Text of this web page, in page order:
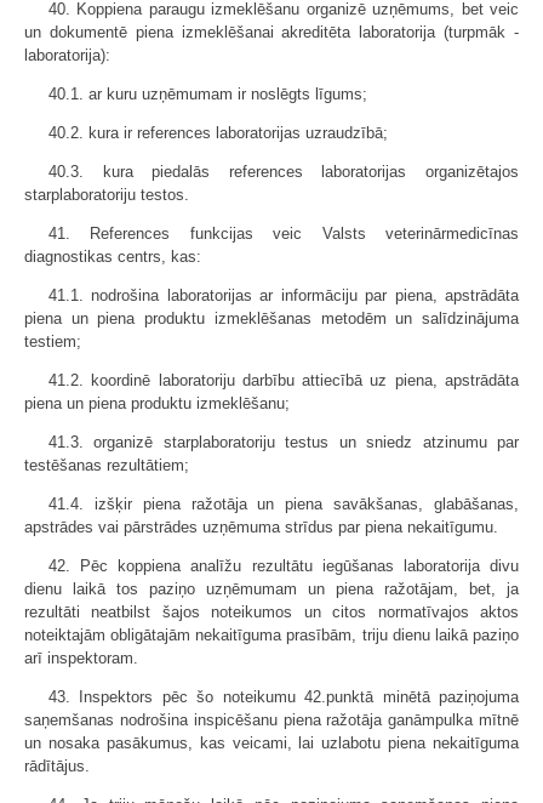
40. Koppiena paraugu izmeklēšanu organizē uzņēmums, bet veic
un dokumentē piena izmeklēšanai akreditēta laboratorija (turpmāk -
laboratorija):
40.1. ar kuru uzņēmumam ir noslēgts līgums;
40.2. kura ir references laboratorijas uzraudzībā;
40.3. kura piedalās references laboratorijas organizētajos
starplaboratoriju testos.
41. References funkcijas veic Valsts veterinārmedicīnas
diagnostikas centrs, kas:
41.1. nodrošina laboratorijas ar informāciju par piena, apstrādāta
piena un piena produktu izmeklēšanas metodēm un salīdzinājuma
testiem;
41.2. koordinē laboratoriju darbību attiecībā uz piena, apstrādāta
piena un piena produktu izmeklēšanu;
41.3. organizē starplaboratoriju testus un sniedz atzinumu par
testēšanas rezultātiem;
41.4. izšķir piena ražotāja un piena savākšanas, glabāšanas,
apstrādes vai pārstrādes uzņēmuma strīdus par piena nekaitīgumu.
42. Pēc koppiena analīžu rezultātu iegūšanas laboratorija divu
dienu laikā tos paziņo uzņēmumam un piena ražotājam, bet, ja
rezultāti neatbilst šajos noteikumos un citos normatīvajos aktos
noteiktajām obligātajām nekaitīguma prasībām, triju dienu laikā paziņo
arī inspektoram.
43. Inspektors pēc šo noteikumu 42.punktā minētā paziņojuma
saņemšanas nodrošina inspicēšanu piena ražotāja ganāmpulka mītnē
un nosaka pasākumus, kas veicami, lai uzlabotu piena nekaitīguma
rādītājus.